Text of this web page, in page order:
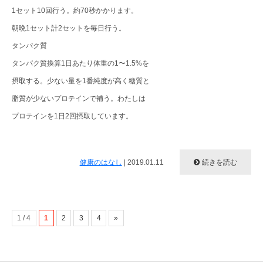
1セット10回行う。約70秒かかります。
朝晩1セット計2セットを毎日行う。
タンパク質
タンパク質換算1日あたり体重の1〜1.5%を
摂取する。少ない量を1番純度が高く糖質と
脂質が少ないプロテインで補う。わたしは
プロテインを1日2回摂取しています。
健康のはなし 2019.01.11 続きを読む
1 / 4 1 2 3 4 »